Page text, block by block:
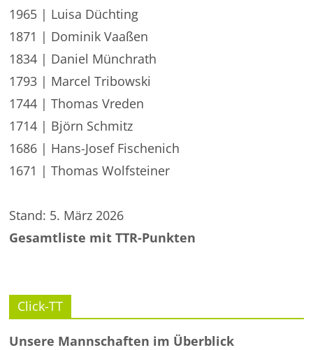
1965 | Luisa Düchting
1871 | Dominik Vaaßen
1834 | Daniel Münchrath
1793 | Marcel Tribowski
1744 | Thomas Vreden
1714 | Björn Schmitz
1686 | Hans-Josef Fischenich
1671 | Thomas Wolfsteiner
Stand: 5. März 2026
Gesamtliste mit TTR-Punkten
Click-TT
Unsere Mannschaften im Überblick